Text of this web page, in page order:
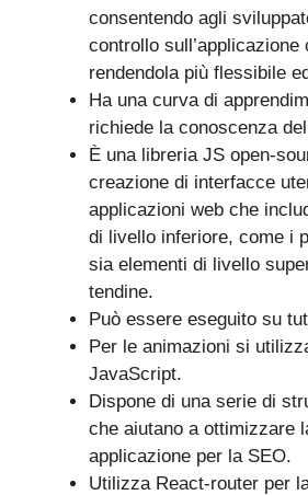
consentendo agli
controllo sull’applicazione
rendendola più flessibile
Ha una curva di
richiede la conoscenza
È una libreria JS open-
creazione di interfacce
applicazioni web che
di livello inferiore, come i
sia elementi di livello
tendine.
Può essere eseguito su
Per le animazioni si
JavaScript.
Dispone di una serie di
che aiutano a ottimizzare
applicazione per la SEO.
Utilizza React-router per